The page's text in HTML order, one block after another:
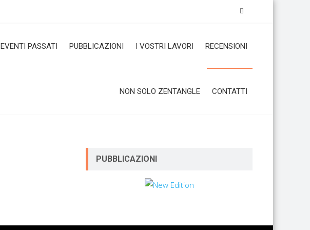
EVENTI PASSATI PUBBLICAZIONI I VOSTRI LAVORI RECENSIONI
NON SOLO ZENTANGLE CONTATTI
PUBBLICAZIONI